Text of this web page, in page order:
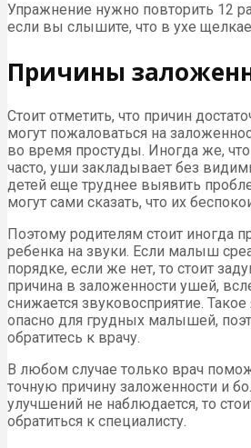
Упражнение нужно повторить 12
если вы слышите, что в ухе
Причины
Стоит отметить, что причин
могут пожаловаться на
во время простуды. Иногда же,
часто, уши закладывает без
детей еще труднее выявить
могут сами сказать, что их
Поэтому родителям стоит иногда
ребенка на звуки. Если малыш
порядке, если же нет, то стоит
причина в заложенности ушей,
снижается звуковосприятие.
опасно для грудных малышей,
обратитесь к врачу.
В любом случае только врач
точную причину заложенности и
улучшений не наблюдается, то
обратиться к специалисту.